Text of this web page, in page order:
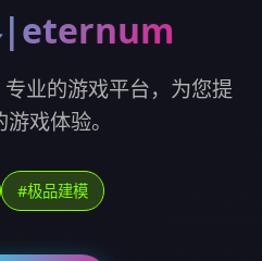
|eternum
业的游戏平台，为您提
戏体验。
#极品建模